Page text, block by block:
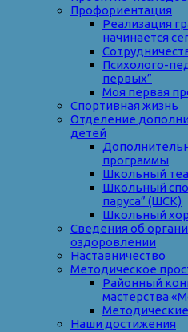
Профориентация
Реализация
начинается
Психолого-
первых”
Моя первая
Спортивная жизнь
Отделение
детей
программы
Школьный
Школьный
паруса” (ШСК)
Школьный хор
Сведения об
оздоровлении
Наставничество
Методическое
Районный
мастерства
Наши достижения